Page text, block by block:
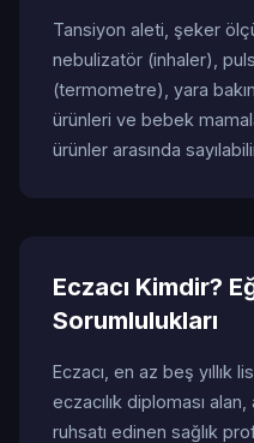
Tansiyon aleti, şeker
nebulizatör (inhaler),
(termometre), yara
ürünleri ve bebek
ürünler arasında
Eczacı Kimdir?
Sorumlulukları
Eczacı, en az beş yıllık
eczacılık diploması
ruhsatı edinen sağlık